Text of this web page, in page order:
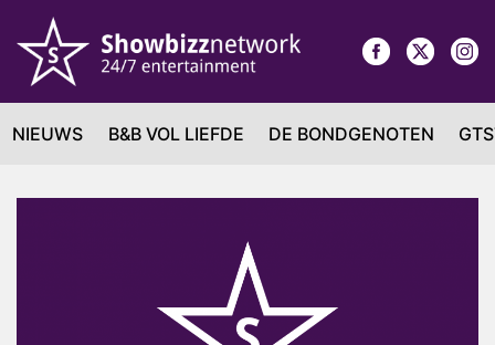
NIEUWS B&B VOL LIEFDE DE BONDGENOTEN